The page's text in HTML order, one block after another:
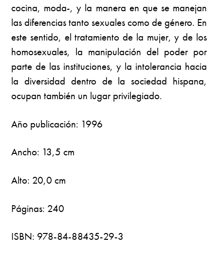
cocina, moda-, y la manera en que se manejan
las diferencias tanto sexuales como de género. En
este sentido, el tratamiento de la mujer, y de los
homosexuales, la manipulación del poder por
parte de las instituciones, y la intolerancia hacia
la diversidad dentro de la sociedad hispana,
ocupan también un lugar privilegiado.
Año publicación: 1996
Ancho: 13,5 cm
Alto: 20,0 cm
Páginas: 240
ISBN: 978-84-88435-29-3